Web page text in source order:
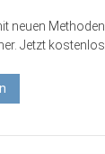
neuen Methoden
Jetzt kostenlos